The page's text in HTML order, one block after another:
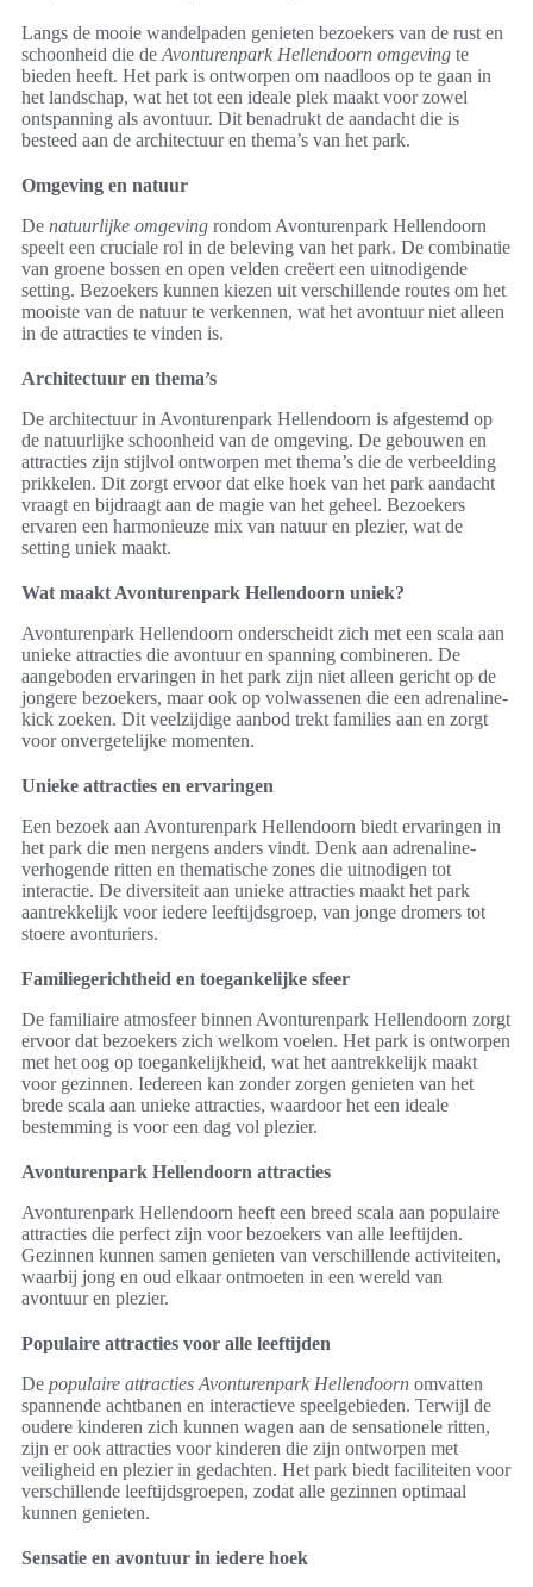
Langs de mooie wandelpaden genieten bezoekers van de rust en
schoonheid die de Avonturenpark Hellendoorn omgeving te
bieden heeft. Het park is ontworpen om naadloos op te gaan in
het landschap, wat het tot een ideale plek maakt voor zowel
ontspanning als avontuur. Dit benadrukt de aandacht die is
besteed aan de architectuur en thema’s van het park.
Omgeving en natuur
De natuurlijke omgeving rondom Avonturenpark Hellendoorn
speelt een cruciale rol in de beleving van het park. De combinatie
van groene bossen en open velden creëert een uitnodigende
setting. Bezoekers kunnen kiezen uit verschillende routes om het
mooiste van de natuur te verkennen, wat het avontuur niet alleen
in de attracties te vinden is.
Architectuur en thema’s
De architectuur in Avonturenpark Hellendoorn is afgestemd op
de natuurlijke schoonheid van de omgeving. De gebouwen en
attracties zijn stijlvol ontworpen met thema’s die de verbeelding
prikkelen. Dit zorgt ervoor dat elke hoek van het park aandacht
vraagt en bijdraagt aan de magie van het geheel. Bezoekers
ervaren een harmonieuze mix van natuur en plezier, wat de
setting uniek maakt.
Wat maakt Avonturenpark Hellendoorn uniek?
Avonturenpark Hellendoorn onderscheidt zich met een scala aan
unieke attracties die avontuur en spanning combineren. De
aangeboden ervaringen in het park zijn niet alleen gericht op de
jongere bezoekers, maar ook op volwassenen die een adrenaline-
kick zoeken. Dit veelzijdige aanbod trekt families aan en zorgt
voor onvergetelijke momenten.
Unieke attracties en ervaringen
Een bezoek aan Avonturenpark Hellendoorn biedt ervaringen in
het park die men nergens anders vindt. Denk aan adrenaline-
verhogende ritten en thematische zones die uitnodigen tot
interactie. De diversiteit aan unieke attracties maakt het park
aantrekkelijk voor iedere leeftijdsgroep, van jonge dromers tot
stoere avonturiers.
Familiegerichtheid en toegankelijke sfeer
De familiaire atmosfeer binnen Avonturenpark Hellendoorn zorgt
ervoor dat bezoekers zich welkom voelen. Het park is ontworpen
met het oog op toegankelijkheid, wat het aantrekkelijk maakt
voor gezinnen. Iedereen kan zonder zorgen genieten van het
brede scala aan unieke attracties, waardoor het een ideale
bestemming is voor een dag vol plezier.
Avonturenpark Hellendoorn attracties
Avonturenpark Hellendoorn heeft een breed scala aan populaire
attracties die perfect zijn voor bezoekers van alle leeftijden.
Gezinnen kunnen samen genieten van verschillende activiteiten,
waarbij jong en oud elkaar ontmoeten in een wereld van
avontuur en plezier.
Populaire attracties voor alle leeftijden
De populaire attracties Avonturenpark Hellendoorn omvatten
spannende achtbanen en interactieve speelgebieden. Terwijl de
oudere kinderen zich kunnen wagen aan de sensationele ritten,
zijn er ook attracties voor kinderen die zijn ontworpen met
veiligheid en plezier in gedachten. Het park biedt faciliteiten voor
verschillende leeftijdsgroepen, zodat alle gezinnen optimaal
kunnen genieten.
Sensatie en avontuur in iedere hoek